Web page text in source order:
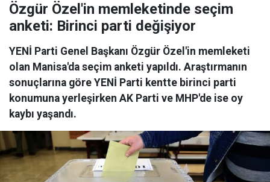
Özgür Özel'in memleketinde seçim
anketi: Birinci parti değişiyor
YENİ Parti Genel Başkanı Özgür Özel'in memleketi
olan Manisa'da seçim anketi yapıldı. Araştırmanın
sonuçlarına göre YENİ Parti kentte birinci parti
konumuna yerleşirken AK Parti ve MHP'de ise oy
kaybı yaşandı.